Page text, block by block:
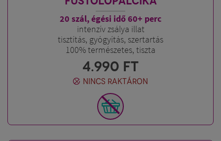
20 szál, égési idő 60+ perc
intenzív zsálya illat
tisztítás, gyógyítás, szertartás
100% természetes, tiszta
4.990 FT
NINCS RAKTÁRON